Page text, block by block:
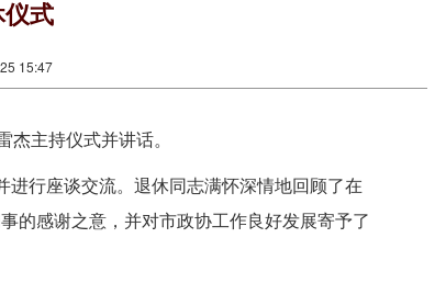
式
15:47
主持仪式并讲话。
行座谈交流。退休同志满怀深情地回顾了在
的感谢之意，并对市政协工作良好发展寄予了